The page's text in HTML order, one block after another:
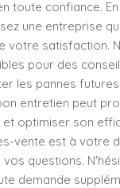
toute confiance.
une entreprise
votre satisfaction.
pour des
les pannes
entretien peut
optimiser son
vente est à votre
questions.
demande